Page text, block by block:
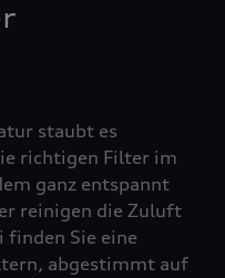
staubt es
richtigen Filter im
ganz entspannt
reinigen die Zuluft
finden Sie eine
abgestimmt auf